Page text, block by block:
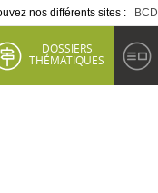
nos différents sites : BCD
DOSSIERS
THÉMATIQUES